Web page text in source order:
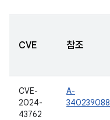
CVE 참조
CVE-
2024-
43762
A-
340239088